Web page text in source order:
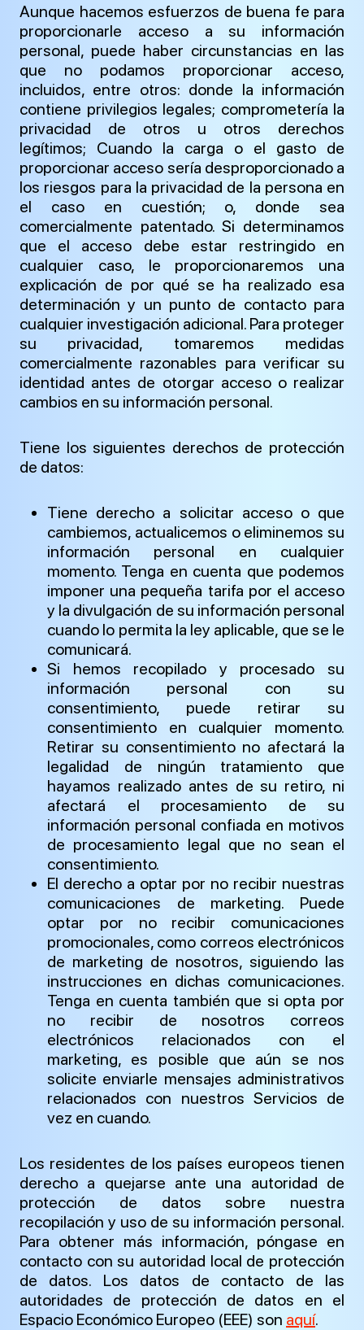
Aunque hacemos esfuerzos de buena fe para
proporcionarle acceso a su información
personal, puede haber circunstancias en las
que no podamos proporcionar acceso,
incluidos, entre otros: donde la información
contiene privilegios legales; comprometería la
privacidad de otros u otros derechos
legítimos; Cuando la carga o el gasto de
proporcionar acceso sería desproporcionado a
los riesgos para la privacidad de la persona en
el caso en cuestión; o, donde sea
comercialmente patentado. Si determinamos
que el acceso debe estar restringido en
cualquier caso, le proporcionaremos una
explicación de por qué se ha realizado esa
determinación y un punto de contacto para
cualquier investigación adicional. Para proteger
su privacidad, tomaremos medidas
comercialmente razonables para verificar su
identidad antes de otorgar acceso o realizar
cambios en su información personal.
Tiene los siguientes derechos de protección
de datos:
Tiene derecho a solicitar acceso o que
cambiemos, actualicemos o eliminemos su
información personal en cualquier
momento. Tenga en cuenta que podemos
imponer una pequeña tarifa por el acceso
y la divulgación de su información personal
cuando lo permita la ley aplicable, que se le
comunicará.
Si hemos recopilado y procesado su
información personal con su
consentimiento, puede retirar su
consentimiento en cualquier momento.
Retirar su consentimiento no afectará la
legalidad de ningún tratamiento que
hayamos realizado antes de su retiro, ni
afectará el procesamiento de su
información personal confiada en motivos
de procesamiento legal que no sean el
consentimiento.
El derecho a optar por no recibir nuestras
comunicaciones de marketing. Puede
optar por no recibir comunicaciones
promocionales, como correos electrónicos
de marketing de nosotros, siguiendo las
instrucciones en dichas comunicaciones.
Tenga en cuenta también que si opta por
no recibir de nosotros correos
electrónicos relacionados con el
marketing, es posible que aún se nos
solicite enviarle mensajes administrativos
relacionados con nuestros Servicios de
vez en cuando.
Los residentes de los países europeos tienen
derecho a quejarse ante una autoridad de
protección de datos sobre nuestra
recopilación y uso de su información personal.
Para obtener más información, póngase en
contacto con su autoridad local de protección
de datos. Los datos de contacto de las
autoridades de protección de datos en el
Espacio Económico Europeo (EEE) son aquí.